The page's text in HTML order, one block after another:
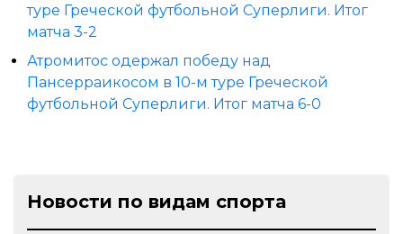
туре Греческой футбольной Суперлиги. Итог
матча 3-2
Атромитос одержал победу над
Пансерраикосом в 10-м туре Греческой
футбольной Суперлиги. Итог матча 6-0
Новости по видам спорта